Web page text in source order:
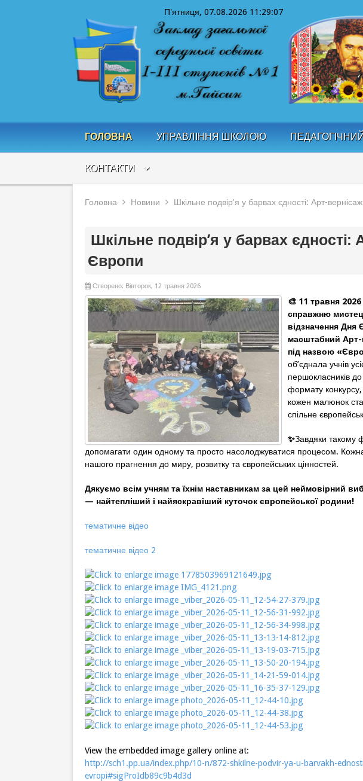
П'ятниця, 07.08.2026 11:29:07
ГОЛОВНА УПРАВЛІННЯ ШКОЛОЮ
КОНТАКТИ
Головна Новини Шкільне подвір’я у барвах єдності: Арт-
Шкільне подвір’я у барвах
Європи
Створено: Вівторок, 12 травня 2026
🎨 11 травня
справжню
відзначення Дня
масштабний
під назвою
об’єднала учнів
першокласників до
формату конкурсу,
кожен малюнок
спільне
✨Завдяки такому
допомагати один одному та просто насолоджуватися процесом.
нашого прагнення до миру, розвитку та європейських цінностей.
Дякуємо всім учням та їхнім наставникам за цей неймовірний
— найтепліший і найяскравіший куточок європейської родини!
тематичне відео
тематичне відео 2
View the embedded image gallery online at:
http://sch1.pp.ua/index.php/10-n/872-shkilne-podvir-ya-u-barvakh-
evropi#sigProIdb89c9b4d3d